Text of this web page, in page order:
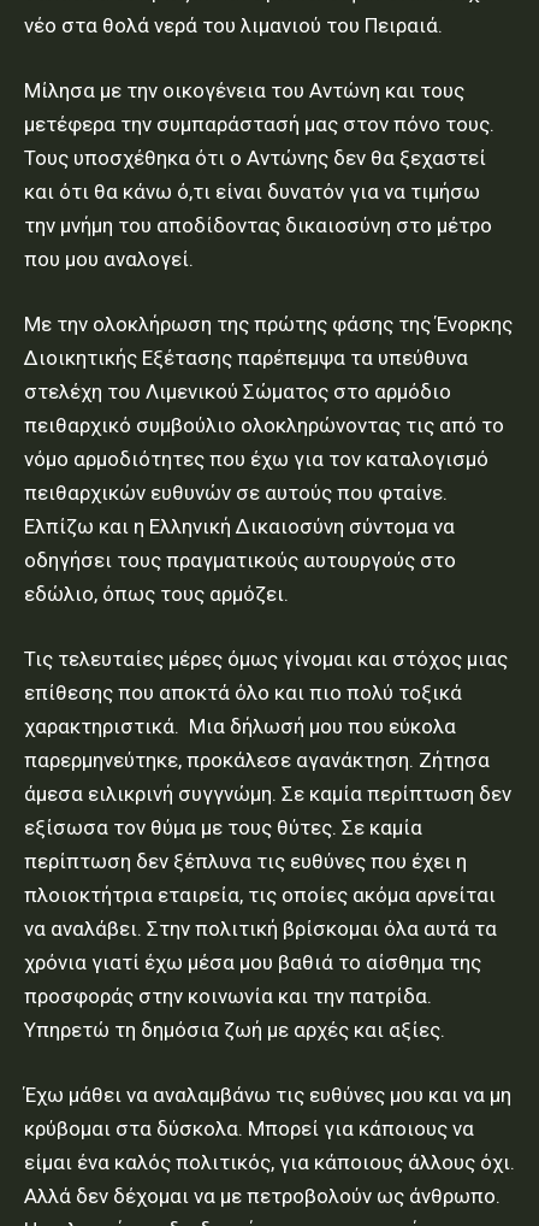
νέο στα θολά νερά του λιμανιού του Πειραιά.
Μίλησα με την οικογένεια του Αντώνη και τους
μετέφερα την συμπαράστασή μας στον πόνο τους.
Τους υποσχέθηκα ότι ο Αντώνης δεν θα ξεχαστεί
και ότι θα κάνω ό,τι είναι δυνατόν για να τιμήσω
την μνήμη του αποδίδοντας δικαιοσύνη στο μέτρο
που μου αναλογεί.
Με την ολοκλήρωση της πρώτης φάσης της Ένορκης
Διοικητικής Εξέτασης παρέπεμψα τα υπεύθυνα
στελέχη του Λιμενικού Σώματος στο αρμόδιο
πειθαρχικό συμβούλιο ολοκληρώνοντας τις από το
νόμο αρμοδιότητες που έχω για τον καταλογισμό
πειθαρχικών ευθυνών σε αυτούς που φταίνε.
Ελπίζω και η Ελληνική Δικαιοσύνη σύντομα να
οδηγήσει τους πραγματικούς αυτουργούς στο
εδώλιο, όπως τους αρμόζει.
Τις τελευταίες μέρες όμως γίνομαι και στόχος μιας
επίθεσης που αποκτά όλο και πιο πολύ τοξικά
χαρακτηριστικά. Μια δήλωσή μου που εύκολα
παρερμηνεύτηκε, προκάλεσε αγανάκτηση. Ζήτησα
άμεσα ειλικρινή συγγνώμη. Σε καμία περίπτωση δεν
εξίσωσα τον θύμα με τους θύτες. Σε καμία
περίπτωση δεν ξέπλυνα τις ευθύνες που έχει η
πλοιοκτήτρια εταιρεία, τις οποίες ακόμα αρνείται
να αναλάβει. Στην πολιτική βρίσκομαι όλα αυτά τα
χρόνια γιατί έχω μέσα μου βαθιά το αίσθημα της
προσφοράς στην κοινωνία και την πατρίδα.
Υπηρετώ τη δημόσια ζωή με αρχές και αξίες.
Έχω μάθει να αναλαμβάνω τις ευθύνες μου και να μη
κρύβομαι στα δύσκολα. Μπορεί για κάποιους να
είμαι ένα καλός πολιτικός, για κάποιους άλλους όχι.
Αλλά δεν δέχομαι να με πετροβολούν ως άνθρωπο.